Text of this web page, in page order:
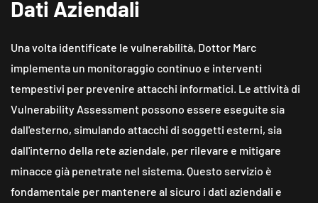
Dati Aziendali
Una volta identificate le vulnerabilità, Dottor Marc
implementa un monitoraggio continuo e interventi
tempestivi per prevenire attacchi informatici. Le attività di
Vulnerability Assessment possono essere eseguite sia
dall'esterno, simulando attacchi di soggetti esterni, sia
dall'interno della rete aziendale, per rilevare e mitigare
minacce già penetrate nel sistema. Questo servizio è
fondamentale per mantenere al sicuro i dati aziendali e